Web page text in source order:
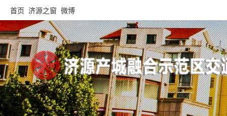
首页 济源之窗 微博